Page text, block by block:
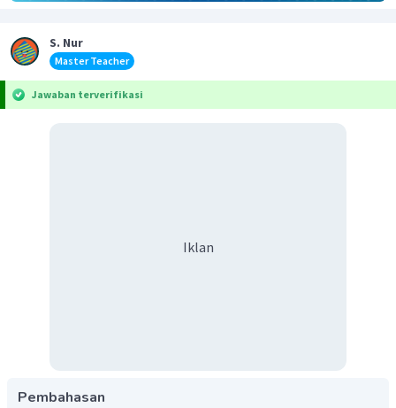
S. Nur
Master Teacher
Jawaban terverifikasi
Iklan
Pembahasan